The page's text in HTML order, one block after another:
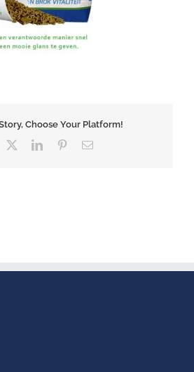
Choose Your Platform!
LinkedInPinterest
E-